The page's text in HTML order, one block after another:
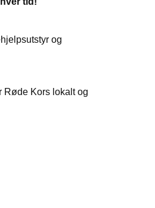
og
Røde Kors lokalt og